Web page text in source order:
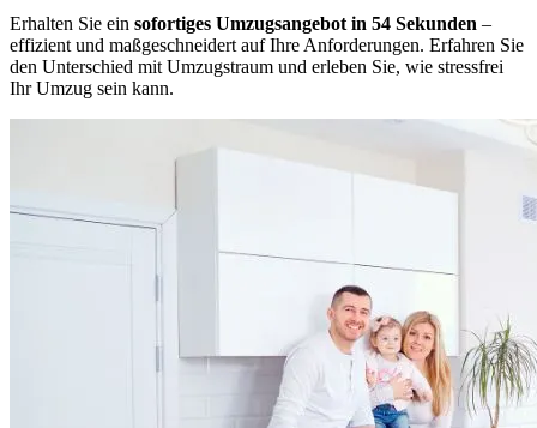
Erhalten Sie ein sofortiges Umzugsangebot in 54 Sekunden –
effizient und maßgeschneidert auf Ihre Anforderungen. Erfahren Sie
den Unterschied mit Umzugstraum und erleben Sie, wie stressfrei
Ihr Umzug sein kann.